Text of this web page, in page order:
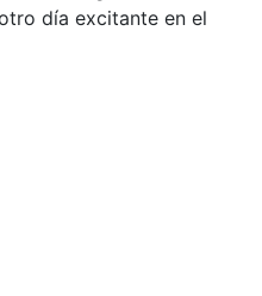
día excitante en el